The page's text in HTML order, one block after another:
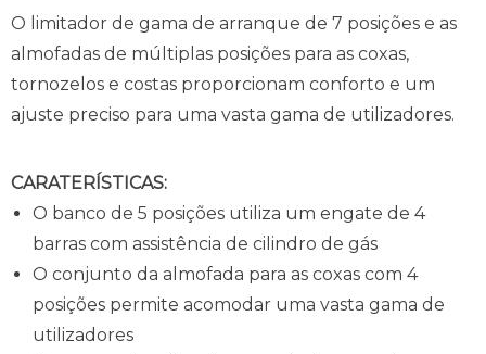
O limitador de gama de arranque de 7 posições e as
almofadas de múltiplas posições para as coxas,
tornozelos e costas proporcionam conforto e um
ajuste preciso para uma vasta gama de utilizadores.
CARATERÍSTICAS:
O banco de 5 posições utiliza um engate de 4
barras com assistência de cilindro de gás
O conjunto da almofada para as coxas com 4
posições permite acomodar uma vasta gama de
utilizadores